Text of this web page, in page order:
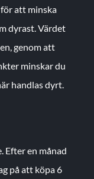
att minska
dyrast. Värdet
genom att
minskar du
handlas dyrt.
Efter en månad
på att köpa 6